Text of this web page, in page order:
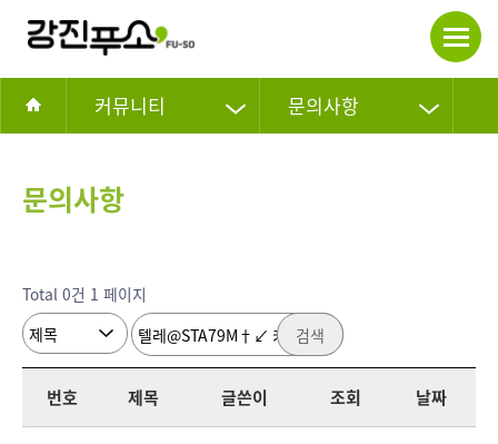
커뮤니티 문의사항
문의사항
Total 0건 1 페이지
검색
번호 제목 글쓴이 조회 날짜